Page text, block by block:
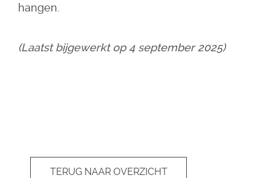
hangen.
(Laatst bijgewerkt op 4 september 2025)
TERUG NAAR OVERZICHT